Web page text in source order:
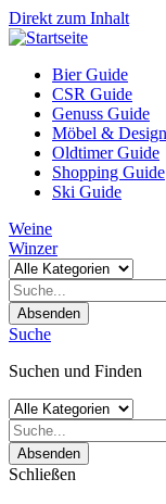
Direkt zum Inhalt
Bier Guide
CSR Guide
Genuss Guide
Möbel &
Oldtimer Guide
Shopping Guide
Ski Guide
Weine
Winzer
Absenden
Suche
Suchen und Finden
Absenden
Schließen